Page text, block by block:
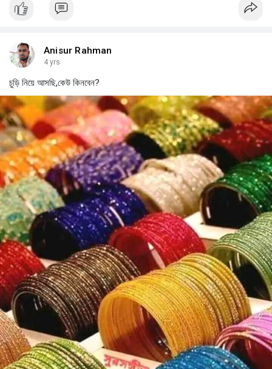
Anisur Rahman
4 yrs
চুড়ি নিয়ে আসছি,কেউ কিনবেন?